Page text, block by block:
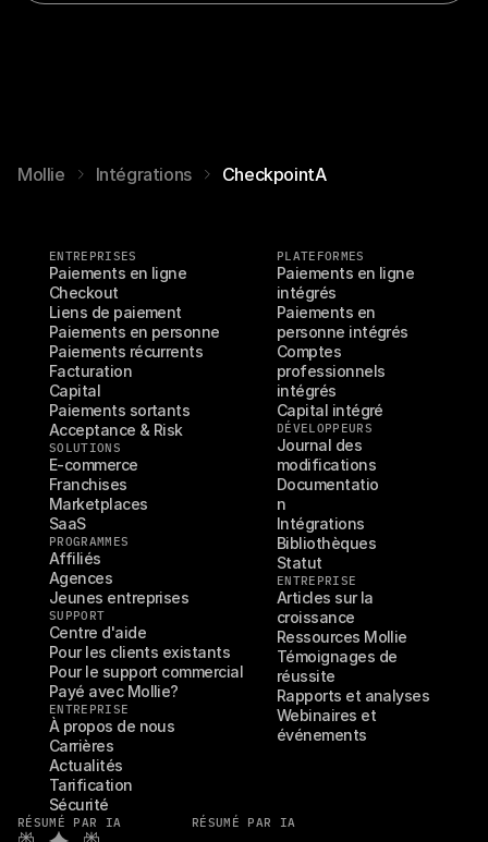
Mollie Intégrations CheckpointA
ENTREPRISES
Paiements en ligne
Checkout
Liens de paiement
Paiements en personne
Paiements récurrents
Facturation
Capital
Paiements sortants
Acceptance & Risk
SOLUTIONS
E-commerce
Franchises
Marketplaces
SaaS
PROGRAMMES
Affiliés
Agences
Jeunes entreprises
SUPPORT
Centre d'aide
Pour les clients existants
Pour le support commercial
Payé avec Mollie?
ENTREPRISE
À propos de nous
Carrières
Actualités
Tarification
Sécurité
PLATEFORMES
Paiements en ligne
intégrés
Paiements en
personne intégrés
Comptes
professionnels
intégrés
Capital intégré
DÉVELOPPEURS
Journal des
modifications
Documentatio
n
Intégrations
Bibliothèques
Statut
ENTREPRISE
Articles sur la
croissance
Ressources Mollie
Témoignages de
réussite
Rapports et analyses
Webinaires et
événements
RÉSUMÉ PAR IA RÉSUMÉ PAR IA